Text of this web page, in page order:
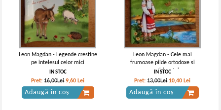
Leon Magdan - Legende crestine
pe intelesul celor mici
IN STOC
Pret:16,00Lei 9,60 Lei
Adaugă în coș
Leon Magdan - Cele mai
frumoase pilde ortodoxe si
povestiri cu talc
IN STOC
Pret:13,00Lei 10,40 Lei
Adaugă în coș